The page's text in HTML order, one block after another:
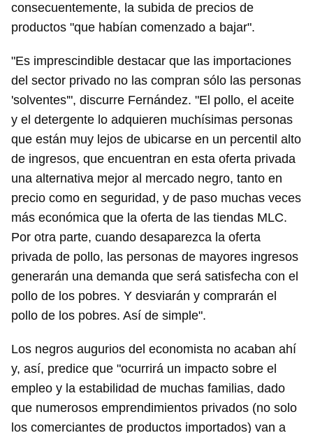
consecuentemente, la subida de precios de
productos "que habían comenzado a bajar".
"Es imprescindible destacar que las importaciones
del sector privado no las compran sólo las personas
'solventes'", discurre Fernández. "El pollo, el aceite
y el detergente lo adquieren muchísimas personas
que están muy lejos de ubicarse en un percentil alto
de ingresos, que encuentran en esta oferta privada
una alternativa mejor al mercado negro, tanto en
precio como en seguridad, y de paso muchas veces
más económica que la oferta de las tiendas MLC.
Por otra parte, cuando desaparezca la oferta
privada de pollo, las personas de mayores ingresos
generarán una demanda que será satisfecha con el
pollo de los pobres. Y desviarán y comprarán el
pollo de los pobres. Así de simple".
Los negros augurios del economista no acaban ahí
y, así, predice que "ocurrirá un impacto sobre el
empleo y la estabilidad de muchas familias, dado
que numerosos emprendimientos privados (no solo
los comerciantes de productos importados) van a